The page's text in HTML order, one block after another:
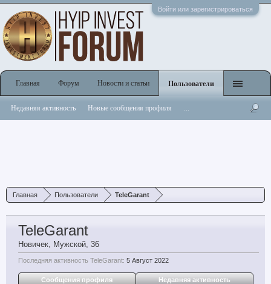
Войти или зарегистрироваться
Главная Пользователи TeleGarant
TeleGarant
Новичек, Мужской, 36
Последняя активность TeleGarant: 5 Август 2022
Сообщения профиля
Недавняя активность
Главная Форум Новости и статьи Пользователи
Недавняя активность Новые сообщения профиля ...